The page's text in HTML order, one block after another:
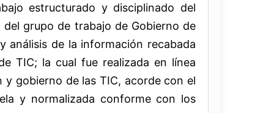
estructurado y disciplinado del
grupo de trabajo de Gobierno de
análisis de la información recabada
TIC; la cual fue realizada en línea
gobierno de las TIC, acorde con el
y normalizada conforme con los